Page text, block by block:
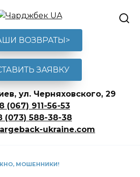
ВОЗВРАТЫ>
ЗАЯВКУ
ул. Черняховского, 29
(067) 911-56-53
(073) 588-38-38
ukraine.com
МОШЕННИКИ!